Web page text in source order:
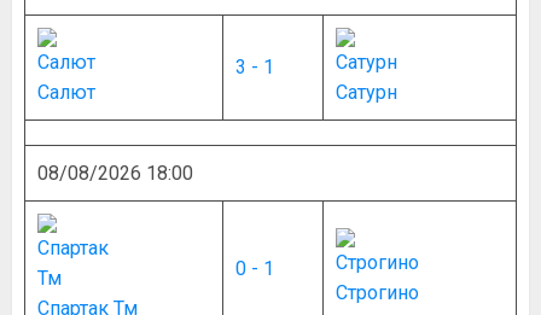
Салют
3 - 1
Сатурн
08/08/2026 18:00
Спартак Тм
0 - 1
Строгино